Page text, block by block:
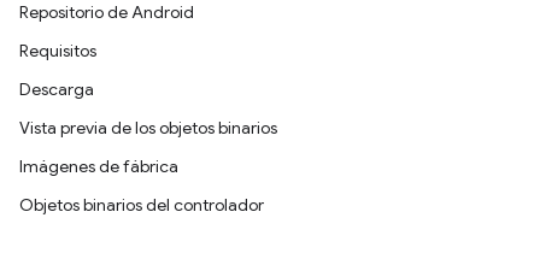
Repositorio de Android
Requisitos
Descarga
Vista previa de los objetos binarios
Imágenes de fábrica
Objetos binarios del controlador